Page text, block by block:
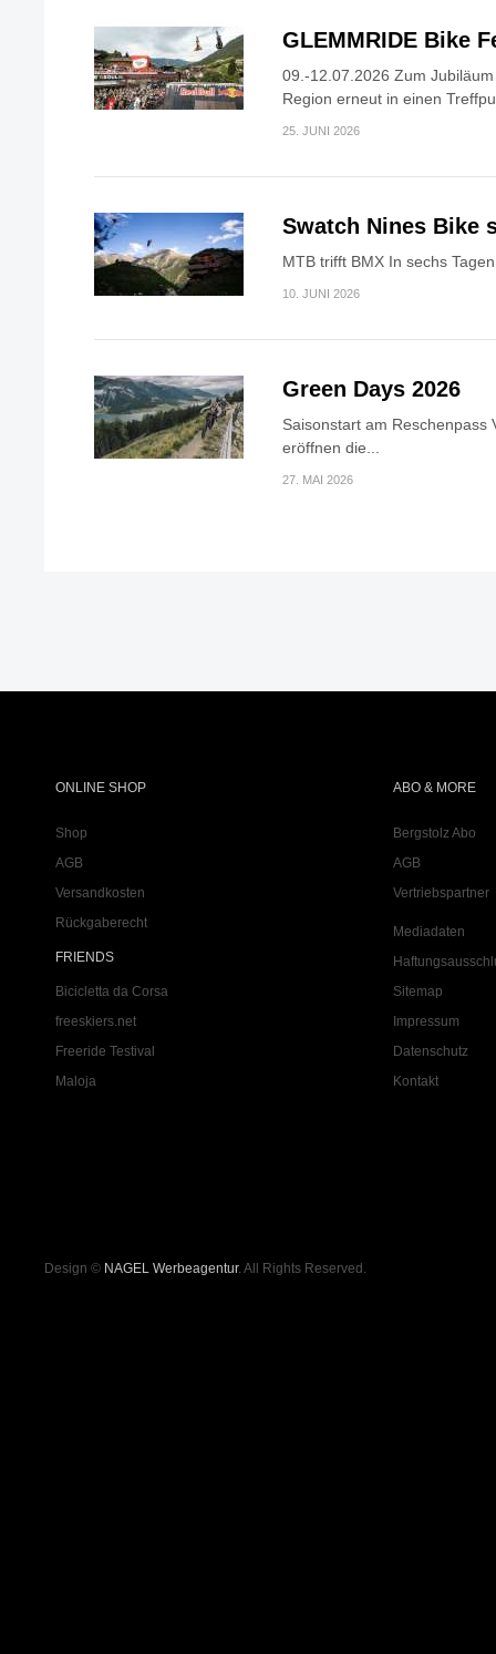
GLEMMRIDE Bike
09.-12.07.2026 Zum
Region erneut in einen
25. JUNI 2026
Swatch Nines Bike
MTB trifft BMX In sechs
10. JUNI 2026
Green Days 2026
Saisonstart am Reschenpass
eröffnen die...
27. MAI 2026
ONLINE SHOP
Shop
AGB
Versandkosten
Rückgaberecht
FRIENDS
Bicicletta da Corsa
freeskiers.net
Freeride Testival
Maloja
ABO & MORE
Bergstolz Abo
AGB
Vertriebspartner
Mediadaten
Sitemap
Impressum
Datenschutz
Kontakt
Design © NAGEL Werbeagentur. All Rights Reserved.